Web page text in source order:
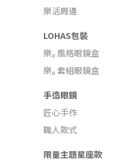
樂活周邊
LOHAS包裝
樂ₒ 風格眼鏡盒
樂ₒ 套組眼鏡盒
手造眼鏡
匠心手作
職人款式
限量主題星座款